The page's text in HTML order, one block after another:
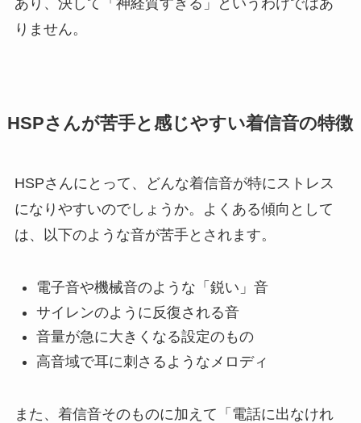
あり、決して「神経質すぎる」というわけではあ
りません。
HSPさんが苦手と感じやすい着信音の特徴
HSPさんにとって、どんな着信音が特にストレス
になりやすいのでしょうか。よくある傾向として
は、以下のような音が苦手とされます。
電子音や機械音のような「鋭い」音
サイレンのように反復される音
音量が急に大きくなる設定のもの
高音域で耳に刺さるようなメロディ
また、着信音そのものに加えて「電話に出なけれ